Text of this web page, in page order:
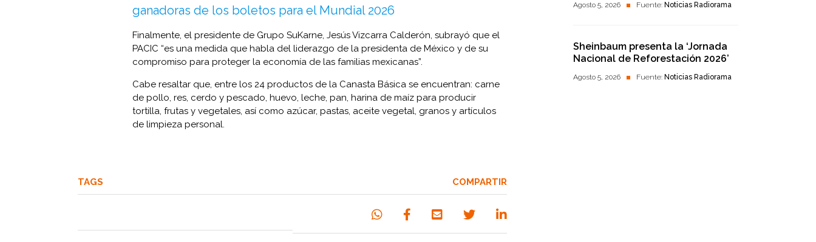
ganadoras de los boletos para el Mundial 2026
Finalmente, el presidente de Grupo SuKarne, Jesús Vizcarra Calderón, subrayó que el
PACIC “es una medida que habla del liderazgo de la presidenta de México y de su
compromiso para proteger la economía de las familias mexicanas”.
Cabe resaltar que, entre los 24 productos de la Canasta Básica se encuentran: carne
de pollo, res, cerdo y pescado, huevo, leche, pan, harina de maíz para producir
tortilla, frutas y vegetales, así como azúcar, pastas, aceite vegetal, granos y artículos
de limpieza personal.
TAGS COMPARTIR
Agosto 5, 2026 Fuente: Noticias Radiorama
Sheinbaum presenta la ‘Jornada
Nacional de Reforestación 2026’
Agosto 5, 2026 Fuente: Noticias Radiorama